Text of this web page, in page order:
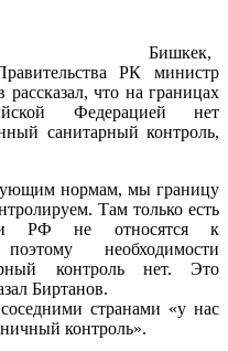
Бишкек,
РК министр
что на границах
Федерацией нет
санитарный контроль,
нормам, мы границу
Там только есть
и РФ не относятся к
необходимости
контроль нет. Это
Биртанов.
странами «у нас
контроль».